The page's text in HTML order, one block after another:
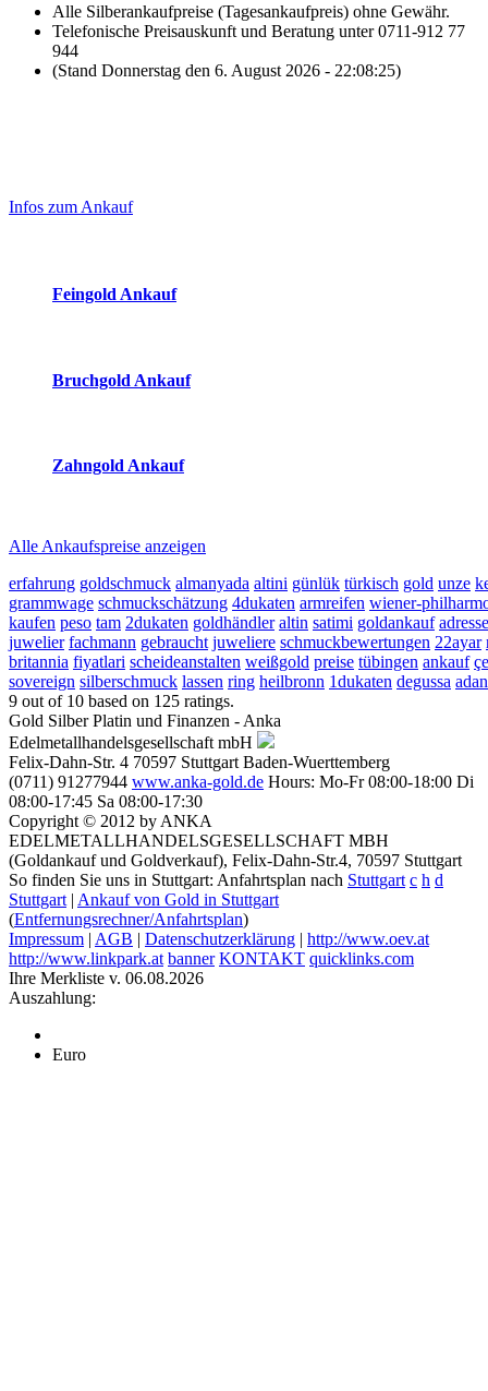
Alle Silberankaufpreise (Tagesankaufpreis) ohne Gewähr.
Telefonische Preisauskunft und Beratung unter 0711-912 77
944
(Stand Donnerstag den 6. August 2026 - 22:08:25)
Sidebar
Infos zum Ankauf
Feingold Ankauf
Bruchgold Ankauf
Zahngold Ankauf
Alle Ankaufspreise anzeigen
erfahrung goldschmuck almanyada altini günlük türkisch gold unze
grammwage schmuckschätzung 4dukaten armreifen wiener-
kaufen peso tam 2dukaten goldhändler altin satimi goldankauf adresse
juwelier fachmann gebraucht juweliere schmuckbewertungen 22ayar
britannia fiyatlari scheideanstalten weißgold preise tübingen ankauf
sovereign silberschmuck lassen ring heilbronn 1dukaten degussa
9 out of 10 based on 125 ratings.
Gold Silber Platin und Finanzen - Anka
Edelmetallhandelsgesellschaft mbH
Felix-Dahn-Str. 4 70597 Stuttgart Baden-Wuerttemberg
(0711) 91277944 www.anka-gold.de Hours: Mo-Fr 08:00-18:00 Di
08:00-17:45 Sa 08:00-17:30
Copyright © 2012 by ANKA
EDELMETALLHANDELSGESELLSCHAFT MBH
(Goldankauf und Goldverkauf), Felix-Dahn-Str.4, 70597 Stuttgart
So finden Sie uns in Stuttgart: Anfahrtsplan nach Stuttgart c h d
Stuttgart | Ankauf von Gold in Stuttgart
(Entfernungsrechner/Anfahrtsplan)
Impressum | AGB | Datenschutzerklärung | http://www.oev.at
http://www.linkpark.at banner KONTAKT quicklinks.com
Ihre Merkliste v. 06.08.2026
Auszahlung:
Euro